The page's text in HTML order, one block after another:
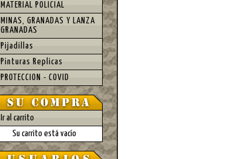
MATERIAL POLICIAL
MINAS, GRANADAS Y LANZA
GRANADAS
Pijadillas
Pinturas Replicas
PROTECCION - COVID
Ir al carrito
Su carrito está vacío